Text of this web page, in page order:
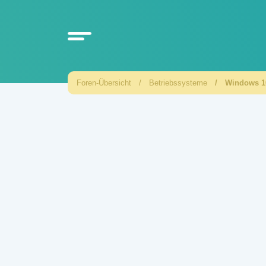
Foren-Übersicht Betriebssysteme Windows